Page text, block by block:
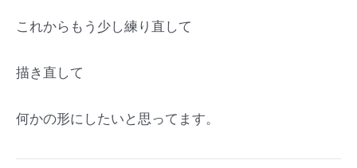
これからもう少し練り直して
描き直して
何かの形にしたいと思ってます。